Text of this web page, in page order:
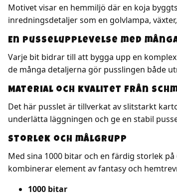
Motivet visar en hemmiljö där en koja
inredningsdetaljer som en golvlampa,
En pusselupplevelse med
Varje bit bidrar till att bygga upp en
de många detaljerna gör pusslingen både
Material och kvalitet från
Det här pusslet är tillverkat av slitstarkt
underlätta läggningen och ge en stabil
Storlek och målgrupp
Med sina 1000 bitar och en färdig storlek
kombinerar element av fantasy och
1000 bitar